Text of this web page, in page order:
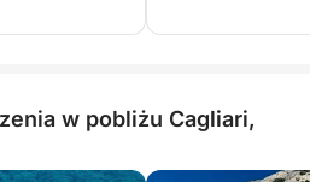
w pobliżu Cagliari,